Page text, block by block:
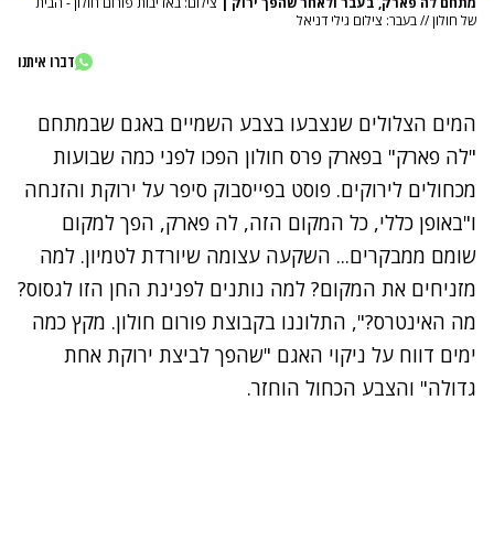
של חולון // בעבר: צילום גילי דניאל
דברו איתנו
המים הצלולים שנצבעו בצבע השמיים באגם שבמתחם
"לה פארק" בפארק פרס חולון הפכו לפני כמה שבועות
מכחולים לירוקים. פוסט בפייסבוק סיפר על ירוקת והזנחה
ו"באופן כללי, כל המקום הזה, לה פארק, הפך למקום
שומם ממבקרים... השקעה עצומה שיורדת לטמיון. למה
מזניחים את המקום? למה נותנים לפנינת החן הזו לגסוס?
מה האינטרס?", התלוננו בקבוצת פורום חולון. מקץ כמה
ימים דווח על ניקוי האגם "שהפך לביצת ירוקת אחת
גדולה" והצבע הכחול הוחזר.